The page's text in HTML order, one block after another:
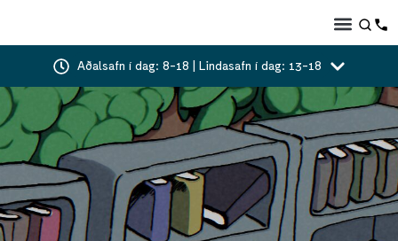
Aðalsafn í dag: 8-18 | Lindasafn í dag: 13-18